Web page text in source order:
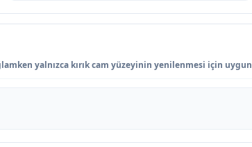
yalnızca kırık cam yüzeyinin yenilenmesi için